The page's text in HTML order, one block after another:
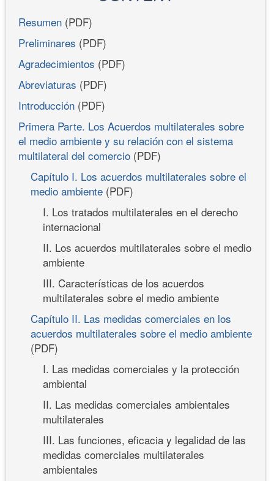
Resumen (PDF)
Preliminares (PDF)
Agradecimientos (PDF)
Abreviaturas (PDF)
Introducción (PDF)
Primera Parte. Los Acuerdos multilaterales sobre
el medio ambiente y su relación con el sistema
multilateral del comercio (PDF)
Capítulo I. Los acuerdos multilaterales sobre el
medio ambiente (PDF)
I. Los tratados multilaterales en el derecho
internacional
II. Los acuerdos multilaterales sobre el medio
ambiente
III. Características de los acuerdos
multilaterales sobre el medio ambiente
Capítulo II. Las medidas comerciales en los
acuerdos multilaterales sobre el medio ambiente
(PDF)
I. Las medidas comerciales y la protección
ambiental
II. Las medidas comerciales ambientales
multilaterales
III. Las funciones, eficacia y legalidad de las
medidas comerciales multilaterales
ambientales